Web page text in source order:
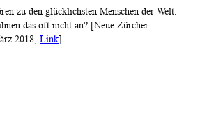
zu den glücklichsten Menschen der Welt.
das oft nicht an? [Neue Zürcher
2018, Link]